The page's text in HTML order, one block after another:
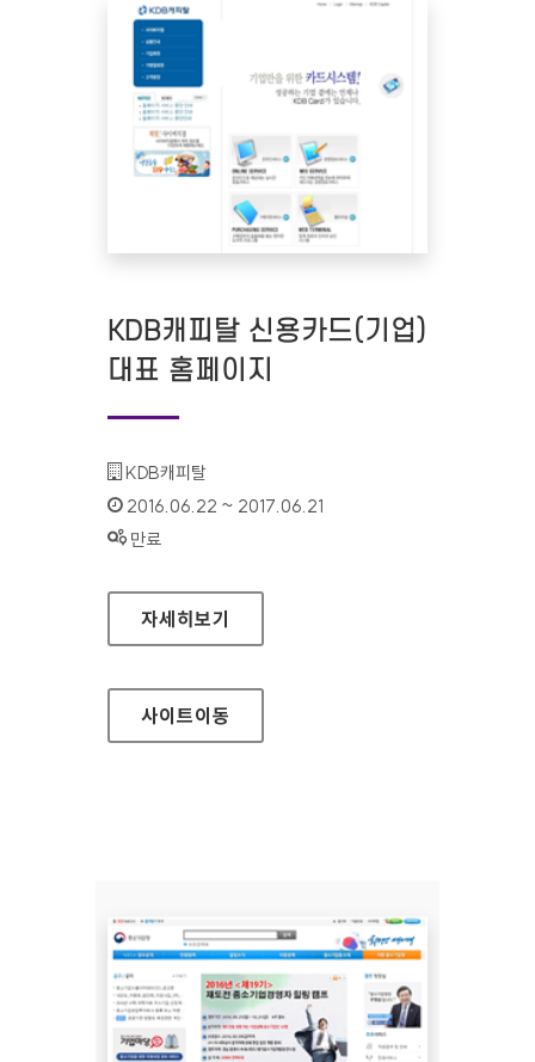
KDB캐피탈 신용카드(기업)
대표 홈페이지
기관명 :
KDB캐피탈
인증기간 :
2016.06.22 ~ 2017.06.21
상태 :
만료
KDB캐피탈 신용카드(기업) 대표 홈페이지
자세히보기
사이트이동